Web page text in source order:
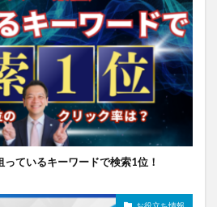
っているキーワードで検索1位！